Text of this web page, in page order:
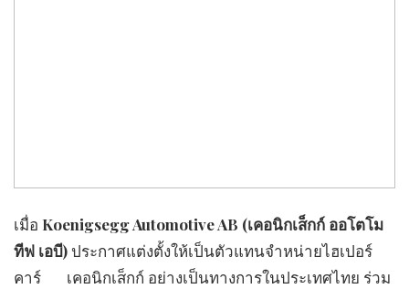
เมื่อ Koenigsegg Automotive AB (เคอนิกเส็กก์ ออโตโม
ทีฟ เอบี) ประกาศแต่งตั้งให้เป็นตัวแทนจำหน่ายไฮเปอร์
คาร์ เคอนิกเส็กก์ อย่างเป็นทางการในประเทศไทย ร่วม